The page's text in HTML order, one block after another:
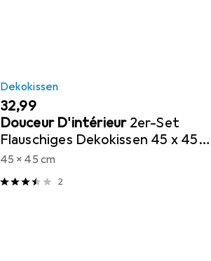
Dekokissen
EUR
32,99
Douceur D'intérieur 2er-Set
Flauschiges Dekokissen 45 x 45
cm, grau
45 x 45 cm
2